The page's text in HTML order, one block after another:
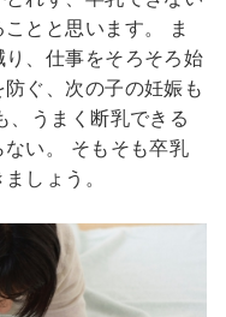
とと思います。
ま
、仕事をそろそろ始
ぐ、次の子の妊娠も
、うまく断乳できる
い。
そもそも卒乳
しょう。